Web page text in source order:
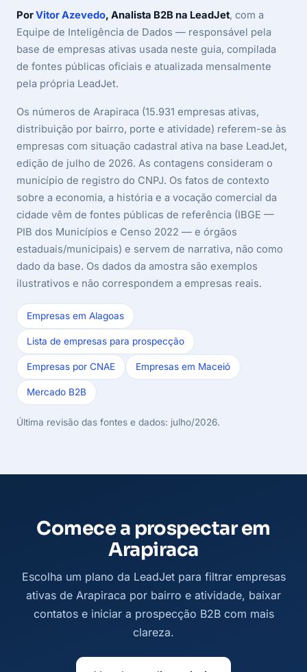
PorVitor Azevedo, Analista B2B na LeadJet, com a
Equipe de Inteligência de Dados — responsável pela
base de empresas ativas usada neste guia, compilada
de fontes públicas oficiais e atualizada mensalmente
pela própria LeadJet.
Os números de Arapiraca (15.931 empresas ativas,
distribuição por bairro, porte e atividade) referem-se às
empresas com situação cadastral ativa na base LeadJet,
edição de julho de 2026. As contagens consideram o
município de registro do CNPJ. Os fatos de contexto
sobre a economia, a história e a vocação comercial da
cidade vêm de fontes públicas de referência (IBGE —
PIB dos Municípios e Censo 2022 — e órgãos
estaduais/municipais) e servem de narrativa, não como
dado da base. Os dados da amostra são exemplos
ilustrativos e não correspondem a empresas reais.
Empresas em Alagoas
Lista de empresas para prospecção
Empresas por CNAE Empresas em Maceió
Mercado B2B
Última revisão das fontes e dados: julho/2026.
Comece a prospectar em
Arapiraca
Escolha um plano da LeadJet para filtrar empresas
ativas de Arapiraca por bairro e atividade, baixar
contatos e iniciar a prospecção B2B com mais
clareza.